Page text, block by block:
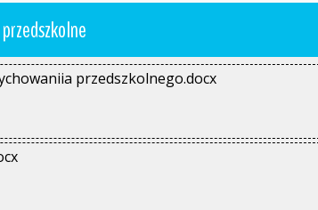
przedszkolnego.docx